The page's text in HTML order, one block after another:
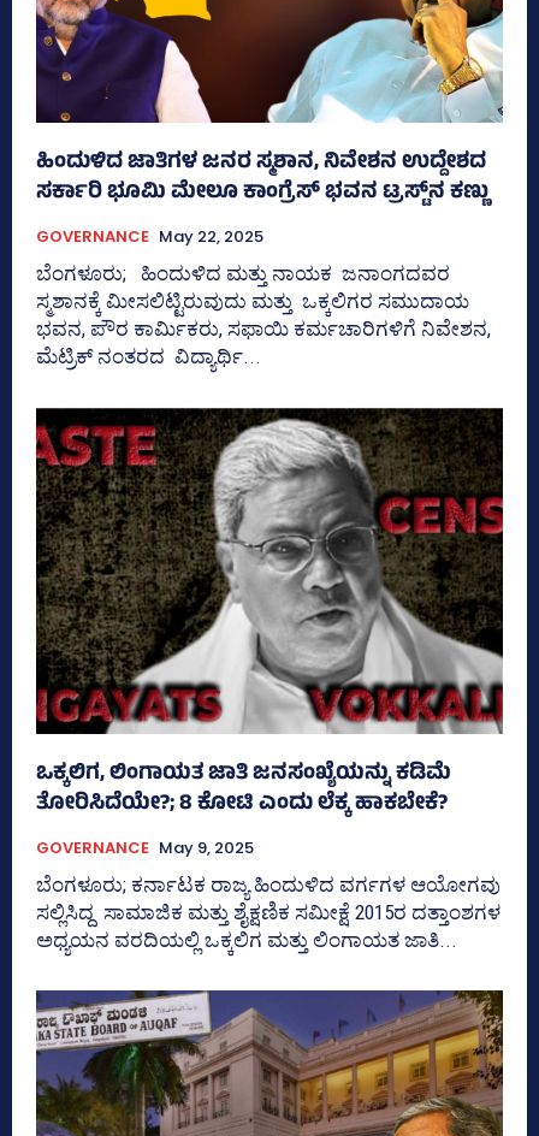
ಹಿಂದುಳಿದ ಜಾತಿಗಳ ಜನರ ಸ್ಮಶಾನ, ನಿವೇಶನ ಉದ್ದೇಶದ
ಸರ್ಕಾರಿ ಭೂಮಿ ಮೇಲೂ ಕಾಂಗ್ರೆಸ್‌ ಭವನ ಟ್ರಸ್ಟ್‌ನ ಕಣ್ಣು
GOVERNANCE May 22, 2025
ಬೆಂಗಳೂರು; ಹಿಂದುಳಿದ ಮತ್ತು ನಾಯಕ ಜನಾಂಗದವರ
ಸ್ಮಶಾನಕ್ಕೆ ಮೀಸಲಿಟ್ಟಿರುವುದು ಮತ್ತು ಒಕ್ಕಲಿಗರ ಸಮುದಾಯ
ಭವನ, ಪೌರ ಕಾರ್ಮಿಕರು, ಸಫಾಯಿ ಕರ್ಮಚಾರಿಗಳಿಗೆ ನಿವೇಶನ,
ಮೆಟ್ರಿಕ್‌ ನಂತರದ ವಿದ್ಯಾರ್ಥಿ...
ಒಕ್ಕಲಿಗ, ಲಿಂಗಾಯತ ಜಾತಿ ಜನಸಂಖ್ಯೆಯನ್ನು ಕಡಿಮೆ
ತೋರಿಸಿದೆಯೇ?; 8 ಕೋಟಿ ಎಂದು ಲೆಕ್ಕ ಹಾಕಬೇಕೆ?
GOVERNANCE May 9, 2025
ಬೆಂಗಳೂರು; ಕರ್ನಾಟಕ ರಾಜ್ಯ ಹಿಂದುಳಿದ ವರ್ಗಗಳ ಆಯೋಗವು
ಸಲ್ಲಿಸಿದ್ದ ಸಾಮಾಜಿಕ ಮತ್ತು ಶೈಕ್ಷಣಿಕ ಸಮೀಕ್ಷೆ 2015ರ ದತ್ತಾಂಶಗಳ
ಅಧ್ಯಯನ ವರದಿಯಲ್ಲಿ ಒಕ್ಕಲಿಗ ಮತ್ತು ಲಿಂಗಾಯತ ಜಾತಿ...